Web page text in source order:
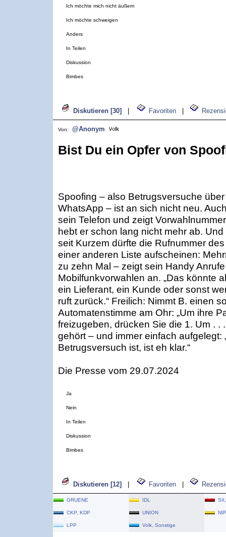
Ich möchte mich nicht äußern
Ich möchte schweigen
Anders
In Teilen
Diskussion
Bimbes
Diskutieren [30] Favoriten
Von: @Anonym
Bist Du ein Opfer von
Spoofing – also Betrugsversuche
WhatsApp – ist an sich nicht neu.
sein Telefon und zeigt
hebt er schon lang nicht mehr ab.
seit Kurzem dürfte die Rufnummer
einer anderen Liste aufscheinen:
zu zehn Mal – zeigt sein Handy
Mobilfunkvorwahlen an. „Das könnte
ein Lieferant, ein Kunde oder sonst
ruft zurück.“ Freilich: Nimmt B. einen
Automatenstimme am Ohr: „Um ihre
freizugeben, drücken Sie die 1. Um . .
gehört – und immer einfach aufgelegt:
Betrugsversuch ist, ist eh klar.“
Die Presse vom 29.07.2024
Ja
Nein
In Teilen
Diskussion
Bimbes
Diskutieren [12] Favoriten
GRUENE IDL
CKP, KDP UNION NIP
LPP Volk, Sonstige